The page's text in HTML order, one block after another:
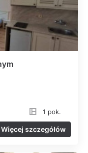
1 pok.
Więcej szczegółów